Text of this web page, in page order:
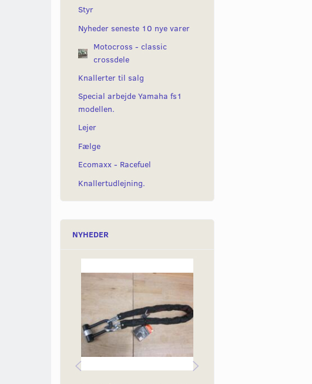
Styr
Nyheder seneste 10 nye varer
Motocross - classic
crossdele
Knallerter til salg
Special arbejde Yamaha fs1
modellen.
Lejer
Fælge
Ecomaxx - Racefuel
Knallertudlejning.
NYHEDER